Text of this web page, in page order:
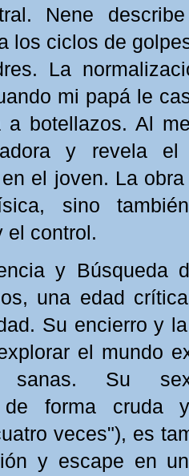
Nene
los ciclos de
La
mi papá le
a botellazos. Al
y revela el
el joven. La
sino
el control.
y Búsqueda
una edad
Su encierro y
el mundo
sanas. Su
de forma cruda
veces"), es
y escape en